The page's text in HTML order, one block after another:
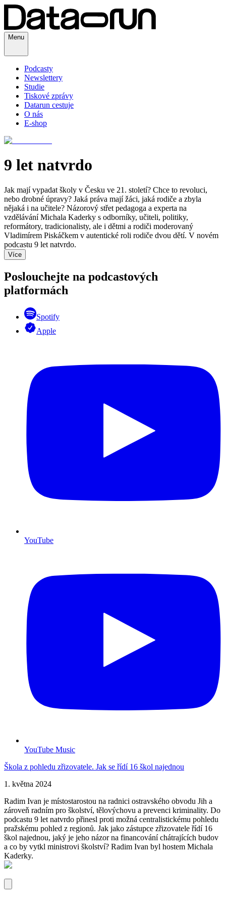
Menu
Podcasty
Newslettery
Studie
Tiskové zprávy
Datarun cestuje
O nás
E-shop
9 let natvrdo
Jak mají vypadat školy v Česku ve 21. století? Chce to revoluci,
nebo drobné úpravy? Jaká práva mají žáci, jaká rodiče a zbyla
nějaká i na učitele? Názorový střet pedagoga a experta na
vzdělávání Michala Kaderky s odborníky, učiteli, politiky,
reformátory, tradicionalisty, ale i dětmi a rodiči moderovaný
Vladimírem Piskáčkem v autentické roli rodiče dvou dětí. V novém
podcastu 9 let natvrdo.
Více
Poslouchejte na podcastových
platformách
Spotify
Apple
YouTube
YouTube Music
Škola z pohledu zřizovatele. Jak se řídí 16 škol najednou
1. května 2024
Radim Ivan je místostarostou na radnici ostravského obvodu Jih a
zároveň radním pro školství, tělovýchovu a prevenci kriminality. Do
podcastu 9 let natvrdo přinesl proti možná centralistickému pohledu
pražskému pohled z regionů. Jak jako zástupce zřizovatele řídí 16
škol najednou, jaký je jeho názor na financování chátrajících budov
a co by vytkl ministrovi školství? Radim Ivan byl hostem Michala
Kaderky.